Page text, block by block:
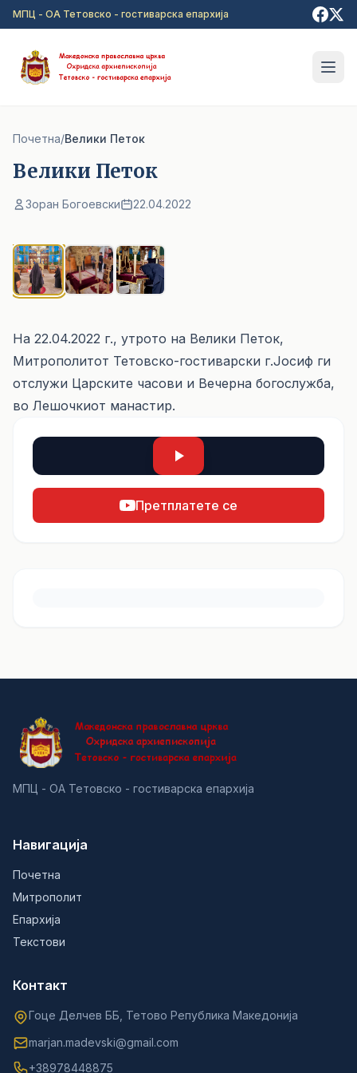
Прејди на главна содржина
МПЦ - ОА Тетовско - гостиварска епархија
Почетна/Велики Петок
Велики Петок
Зоран Богоевски 22.04.2022
На 22.04.2022 г., утрото на Велики Петок,
Митрополитот Тетовско-гостиварски г.Јосиф ги
отслужи Царските часови и Вечерна богослужба,
во Лешочкиот манастир.
Претплатете се
МПЦ - ОА Тетовско - гостиварска епархија
Навигација
Почетна
Митрополит
Епархија
Текстови
Контакт
Гоце Делчев ББ, Тетово Република Македонија
marjan.madevski@gmail.com
+38978448875